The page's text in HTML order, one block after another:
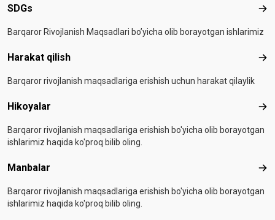
SDGs
Barqaror Rivojlanish Maqsadlari bo’yicha olib borayotgan ishlarimiz
Harakat qilish
Barqaror rivojlanish maqsadlariga erishish uchun harakat qilaylik
Hikoyalar
Barqaror rivojlanish maqsadlariga erishish bo'yicha olib borayotgan
ishlarimiz haqida ko'proq bilib oling.
Manbalar
Barqaror rivojlanish maqsadlariga erishish bo'yicha olib borayotgan
ishlarimiz haqida ko'proq bilib oling.